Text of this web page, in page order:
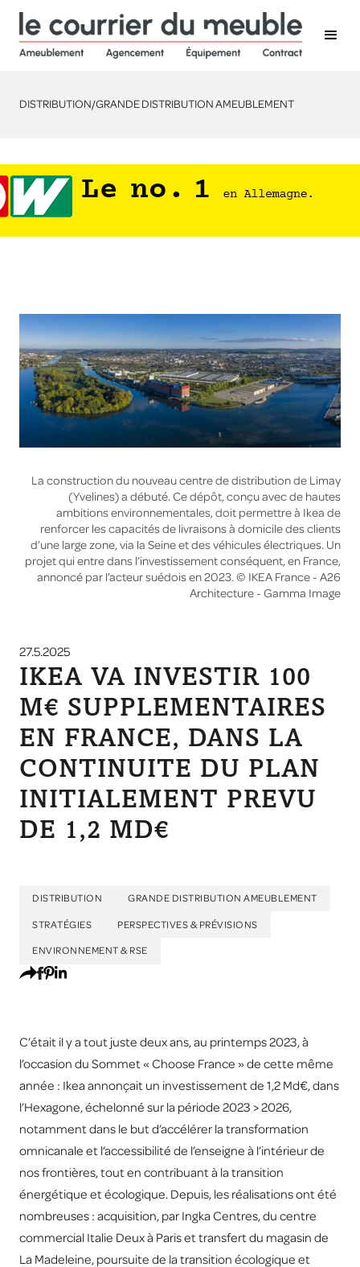
DISTRIBUTION/GRANDE DISTRIBUTION AMEUBLEMENT
La construction du nouveau centre de distribution de Limay
(Yvelines) a débuté. Ce dépôt, conçu avec de hautes
ambitions environnementales, doit permettre à Ikea de
renforcer les capacités de livraisons à domicile des clients
d’une large zone, via la Seine et des véhicules électriques. Un
projet qui entre dans l’investissement conséquent, en France,
annoncé par l’acteur suédois en 2023. © IKEA France - A26
Architecture - Gamma Image
27.5.2025
IKEA VA INVESTIR 100
M€ SUPPLEMENTAIRES
EN FRANCE, DANS LA
CONTINUITE DU PLAN
INITIALEMENT PREVU
DE 1,2 MD€
DISTRIBUTION GRANDE DISTRIBUTION AMEUBLEMENT
STRATÉGIES PERSPECTIVES & PRÉVISIONS
ENVIRONNEMENT & RSE
C’était il y a tout juste deux ans, au printemps 2023, à
l’occasion du Sommet « Choose France » de cette même
année : Ikea annonçait un investissement de 1,2 Md€, dans
l’Hexagone, échelonné sur la période 2023 > 2026,
notamment dans le but d’accélérer la transformation
omnicanale et l’accessibilité de l’enseigne à l’intérieur de
nos frontières, tout en contribuant à la transition
énergétique et écologique. Depuis, les réalisations ont été
nombreuses : acquisition, par Ingka Centres, du centre
commercial Italie Deux à Paris et transfert du magasin de
La Madeleine, poursuite de la transition écologique et